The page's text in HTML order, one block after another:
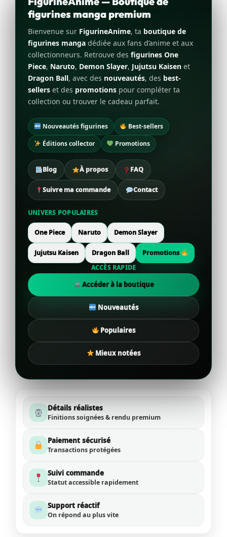
figurines manga premium
Bienvenue sur FigurineAnime, ta boutique de
figurines manga dédiée aux fans d’anime et aux
collectionneurs. Retrouve des figurines One
Piece, Naruto, Demon Slayer, Jujutsu Kaisen et
Dragon Ball, avec des nouveautés, des best-
sellers et des promotions pour compléter ta
collection ou trouver le cadeau parfait.
Nouveautés figurines
Best-sellers
Éditions collector
Promotions
Blog À propos FAQ
Suivre ma commande Contact
UNIVERS POPULAIRES
One Piece Naruto Demon Slayer
Jujutsu Kaisen Dragon Ball
Promotions
ACCÈS RAPIDE
Accéder à la boutique
Nouveautés
Populaires
Mieux notées
Détails réalistes
Finitions soignées & rendu premium
Paiement sécurisé
Transactions protégées
Suivi commande
Statut accessible rapidement
Support réactif
On répond au plus vite